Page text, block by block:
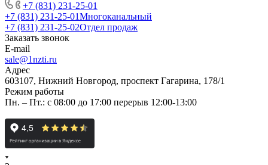
+7 (831) 231-25-01
+7 (831) 231-25-01Многоканальный
+7 (831) 231-25-02Отдел продаж
Заказать звонок
E-mail
sale@1nzti.ru
Адрес
603107, Нижний Новгород, проспект Гагарина, 178/1
Режим работы
Пн. – Пт.: с 08:00 до 17:00 перерыв 12:00-13:00